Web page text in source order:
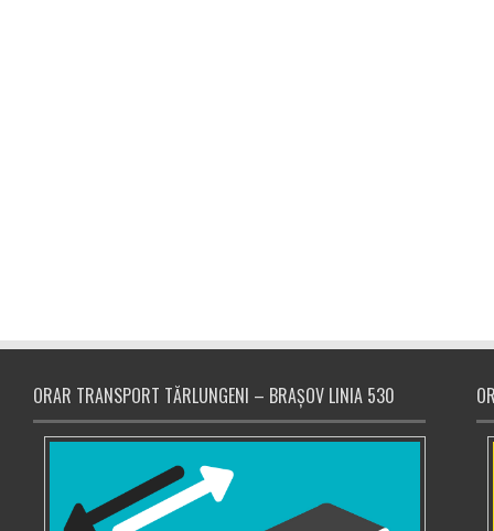
ORAR TRANSPORT TĂRLUNGENI – BRAȘOV LINIA 530